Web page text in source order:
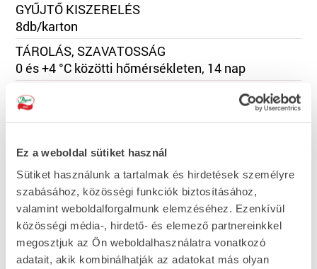
Ez a weboldal sütiket használ
Sütiket használunk a tartalmak és hirdetések személyre
szabásához, közösségi funkciók biztosításához,
valamint weboldalforgalmunk elemzéséhez. Ezenkívül
közösségi média-, hirdető- és elemező partnereinkkel
megosztjuk az Ön weboldalhasználatra vonatkozó
adatait, akik kombinálhatják az adatokat más olyan
GYŰJTŐ KISZERELÉS
8db/karton
TÁROLÁS, SZAVATOSSÁG
0 és +4 °C közötti hőmérsékleten, 14 nap
ÖSSZETEVŐK
sertés csont nélküli tarja (86%), víz, étkezési só,
növényi olaj (napraforgó), fűszerek, stabilizátor
(trifoszfátok), dextróz, sűrítőanyagok (feldolgozott
Euchema moszat, xantángumi,
szentjánoskenyérliszt), burgonyakeményítő,
növényi rost (citrus), sertés fehérje, antioxidáns
(nátrium-aszkorbát), fokhagymapor, savanyúságot
szabályozó anyag (nátrium-diacetát).
ALLERGÉNEK